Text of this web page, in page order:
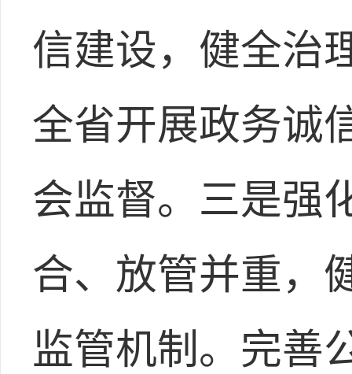
信建设，健全治
全省开展政务诚
会监督。三是强
合、放管并重，
监管机制。完善